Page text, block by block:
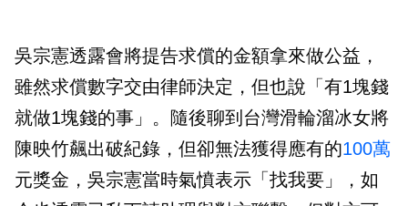
吳宗憲透露會將提告求償的金額拿來做公益，
雖然求償數字交由律師決定，但也說「有1塊錢
就做1塊錢的事」。隨後聊到台灣滑輪溜冰女將
陳映竹飆出破紀錄，但卻無法獲得應有的100萬
元獎金，吳宗憲當時氣憤表示「找我要」，如